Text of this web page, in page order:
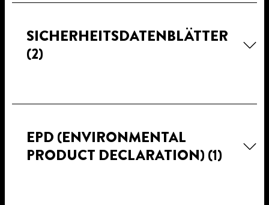
SICHERHEITSDATENBLÄTTER
(2)
EPD (ENVIRONMENTAL
PRODUCT DECLARATION) (1)